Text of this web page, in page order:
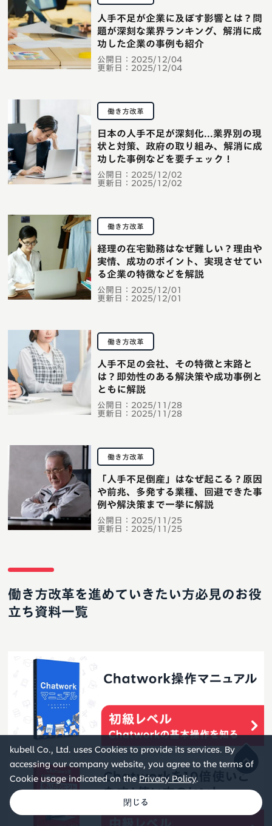
kubell Co., Ltd. uses Cookies to provide its services. By
accessing our company website, you agree to the terms of
Cookie usage indicated on the Privacy Policy.
公開日： 2025/12/04
更新日： 2025/12/04
人手不足が企業に及ぼす影響とは？問
題が深刻な業界ランキング、解消に成
功した企業の事例も紹介
働き方改革
公開日： 2025/12/02
更新日： 2025/12/02
日本の人手不足が深刻化...業界別の現
状と対策、政府の取り組み、解消に成
功した事例などを要チェック！
働き方改革
公開日： 2025/12/01
更新日： 2025/12/01
経理の在宅勤務はなぜ難しい？理由や
実情、成功のポイント、実現させてい
る企業の特徴などを解説
働き方改革
公開日： 2025/11/28
更新日： 2025/11/28
人手不足の会社、その特徴と末路と
は？即効性のある解決策や成功事例と
ともに解説
働き方改革
公開日： 2025/11/25
更新日： 2025/11/25
「人手不足倒産」はなぜ起こる？原因
や前兆、多発する業種、回避できた事
例や解決策まで一挙に解説
働き方改革を進めていきたい方必見のお役
立ち資料一覧